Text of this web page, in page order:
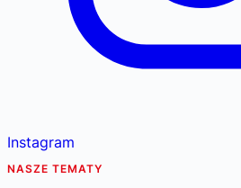
Instagram
NASZE TEMATY